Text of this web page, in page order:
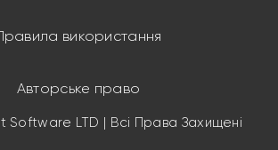
використання
Авторське право
Software LTD | Всі Права Захищені